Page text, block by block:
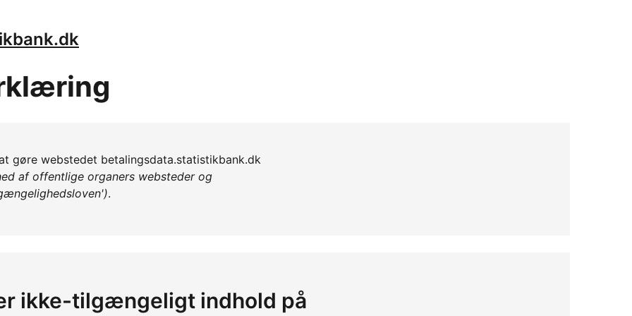
gøre webstedet betalingsdata.statistikbank.dk
af offentlige organers websteder og
.
ikke-tilgængeligt indhold på